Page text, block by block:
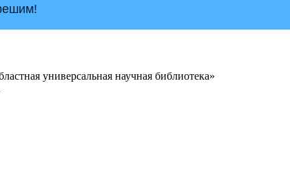
универсальная научная библиотека»